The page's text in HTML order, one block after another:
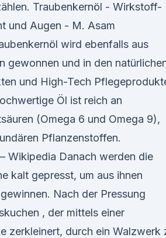
Traubenkernöl - Wirkstoff-
und Augen - M. Asam
wird ebenfalls aus
gewonnen und in den
und High-Tech
Öl ist reich an
(Omega 6 und Omega 9),
Pflanzenstoffen.
Wikipedia Danach werden die
kalt gepresst, um aus ihnen
Nach der Pressung
, der mittels einer
zerkleinert, durch ein Walzwerk